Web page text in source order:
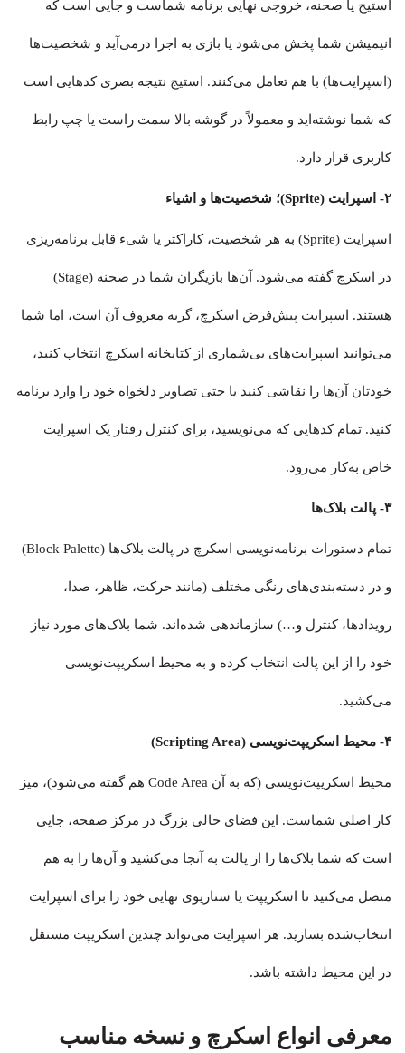
استیج یا صحنه، خروجی نهایی برنامه شماست و جایی است که
انیمیشن شما پخش می‌شود یا بازی به اجرا درمی‌آید و شخصیت‌ها
(اسپرایت‌ها) با هم تعامل می‌کنند. استیج نتیجه بصری کدهایی است
که شما نوشته‌اید و معمولاً در گوشه بالا سمت راست یا چپ رابط
کاربری قرار دارد.
۲- اسپرایت (Sprite)؛ شخصیت‌ها و اشیاء
اسپرایت (Sprite) به هر شخصیت، کاراکتر یا شیء قابل برنامه‌ریزی
در اسکرچ گفته می‌شود. آن‌ها بازیگران شما در صحنه (Stage)
هستند. اسپرایت پیش‌فرض اسکرچ، گربه معروف آن است، اما شما
می‌توانید اسپرایت‌های بی‌شماری از کتابخانه اسکرچ انتخاب کنید،
خودتان آن‌ها را نقاشی کنید یا حتی تصاویر دلخواه خود را وارد برنامه
کنید. تمام کدهایی که می‌نویسید، برای کنترل رفتار یک اسپرایت
خاص به‌کار می‌رود.
۳- پالت بلاک‌ها
تمام دستورات برنامه‌نویسی اسکرچ در پالت بلاک‌ها (Block Palette)
و در دسته‌بندی‌های رنگی مختلف (مانند حرکت، ظاهر، صدا،
رویدادها، کنترل و…) سازماندهی شده‌اند. شما بلاک‌های مورد نیاز
خود را از این پالت انتخاب کرده و به محیط اسکریپت‌نویسی
می‌کشید.
۴- محیط اسکریپت‌نویسی (Scripting Area)
محیط اسکریپت‌نویسی (که به آن Code Area هم گفته می‌شود)، میز
کار اصلی شماست. این فضای خالی بزرگ در مرکز صفحه، جایی
است که شما بلاک‌ها را از پالت به آنجا می‌کشید و آن‌ها را به هم
متصل می‌کنید تا اسکریپت یا سناریوی نهایی خود را برای اسپرایت
انتخاب‌شده بسازید. هر اسپرایت می‌تواند چندین اسکریپت مستقل
در این محیط داشته باشد.
معرفی انواع اسکرچ و نسخه مناسب